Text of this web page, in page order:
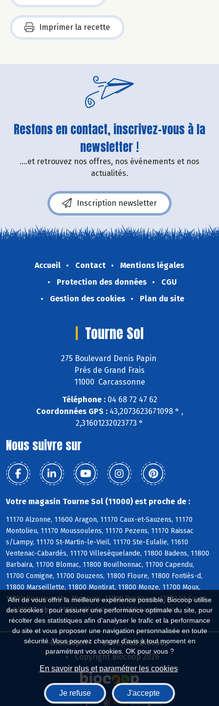
Afin de vous offrir la meilleure expérience possible, Biocoop utilise
des cookies : pour assurer une performance optimale du site, pour
récolter des statistiques afin d'analyser le trafic et la performance
du site et vous proposer une navigation personnalisée en toute
sécurité. Vous pouvez changer d'avis à tout moment en
paramétrant vos cookies. OK pour vous ?
En savoir plus et paramétrer les cookies
Je refuse J'accepte
Imprimer la recette
Restons en contact, inscrivez-vous à la
newsletter !
....et retrouvez nos offres, nos événements et nos
actualités.
Inscription newsletter
Accueil Contact
Mentions légales
Protection des données
CGU
Gestion des cookies
Plan du site
Tourne Sol
275 Boulevard Denis Papin
Près de Grand Frais
11000 Carcassonne
Téléphone :04 68 72 47 62
Coordonnées GPS :43,2073623671098 ° ,
2,31601232023773 °
Nous suivre sur
Votre magasin Tourne Sol (11000) est proche de :
11170 Alzonne, 11600 Aragon, 11170 Caux-et-Sauzens, 11170
Montolieu, 11170 Moussoulens, 11170 Pezens, 11170 Raissac
s/Lampy, 11170 St-Martin-le-Vieil, 11170 Ste-Eulalie, 11610
Ventenac-Cabardès, 11170 Villesèquelande, 11800 Badens, 11800
Barbaira, 11700 Blomac, 11800 Bouilhonnac, 11700 Capendu,
11700 Comigne, 11700 Douzens, 11800 Floure, 11800 Fontiès-d,
11800 Marseillette, 11800 Montirat, 11800 Monze, 11700 Moux,
11700 Roquecourbe-Minervois, 11800 Rustiques, 11700 St-Couat-
d, 11800 Trèbes, 11800 Villedubert, 11000 Carcassonne
Biocoop.fr
Le réseau Biocoop
Copyright Biocoop 2026
Réalisé par